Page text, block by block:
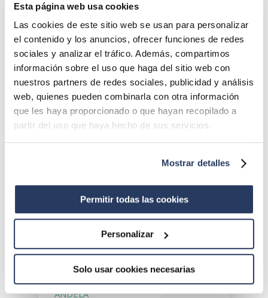
Esta página web usa cookies
Las cookies de este sitio web se usan para personalizar
el contenido y los anuncios, ofrecer funciones de redes
sociales y analizar el tráfico. Además, compartimos
información sobre el uso que haga del sitio web con
nuestros partners de redes sociales, publicidad y análisis
web, quienes pueden combinarla con otra información
que les haya proporcionado o que hayan recopilado a
partir del uso que haya hecho de sus servicios.
Mostrar detalles
Permitir todas las cookies
Personalizar
Solo usar cookies necesarias
EPS e espumas plásticas.
Marcas
RUNI
ANDELA